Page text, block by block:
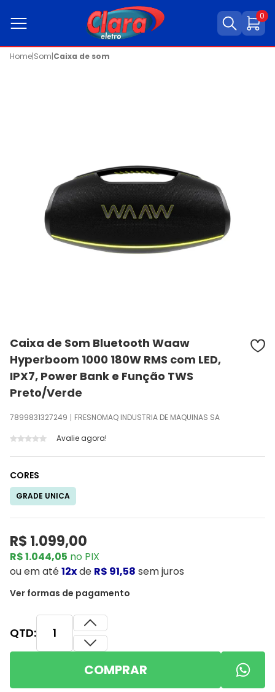
0
Home|Som|Caixa de som
Caixa de Som Bluetooth Waaw
Hyperboom 1000 180W RMS com LED,
IPX7, Power Bank e Função TWS
Preto/Verde
7899831327249
FRESNOMAQ INDUSTRIA DE MAQUINAS SA
Avalie agora!
R$ 1.099,00
R$ 1.044,05 no PIX
ouem até12xde R$ 91,58 sem juros
Ver formas de pagamento
CORES
GRADE UNICA
QTD:
COMPRAR